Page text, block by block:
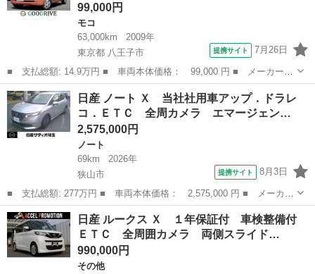
99,000円
モコ
63,000km
2009年
東京都 八王子市
提携サイト 7月26日
■ 支払総額: 14.9万円 ■ 車両本体価格： 99,000 円 ■ メーカー
名： 日産 ■ 車種名： モコ ■ グレード名： Ｓ オーディオ／
ＣＤ／ワンオーナー／キーレス ■ 排気量： 660cc ■ ドア枚数：
5D...
東京 八王子市
日産 ノート Ｘ 当社社用車アップ．ドラレ
コ．ＥＴＣ 全周カメラ エマージェン…
2,575,000円
ノート
69km
2026年
狭山市
提携サイト 8月3日
■ 支払総額: 277万円 ■ 車両本体価格： 2,575,000 円 ■ メーカー
名： 日産 ■ 車種名： ノート ■ グレード名： Ｘ 当社社用車
アップ．ドラレコ．ＥＴＣ 全周カメラ エマージェンシーＢ Ｗエ
アＢ ＶＤ...
埼玉 狭山市 ノート
日産 ルークス Ｘ １年保証付 車検整備付
ＥＴＣ 全周囲カメラ 両側スライド…
990,000円
その他